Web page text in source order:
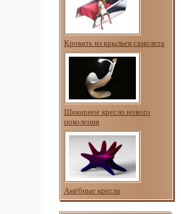
Кровать из крыльев самолета
Шикарное кресло нового
поколения
Амёбные кресла